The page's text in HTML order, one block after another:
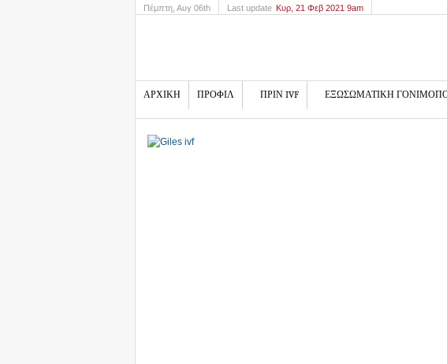
Πέμπτη , Αυγ 06th Last update Κυρ, 21 Φεβ 2021 9am
ΑΡΧΙΚΗ ΠΡΟΦΙΛ ΠΡΙΝ IVF ΕΞΩΣΩΜΑΤΙΚΗ